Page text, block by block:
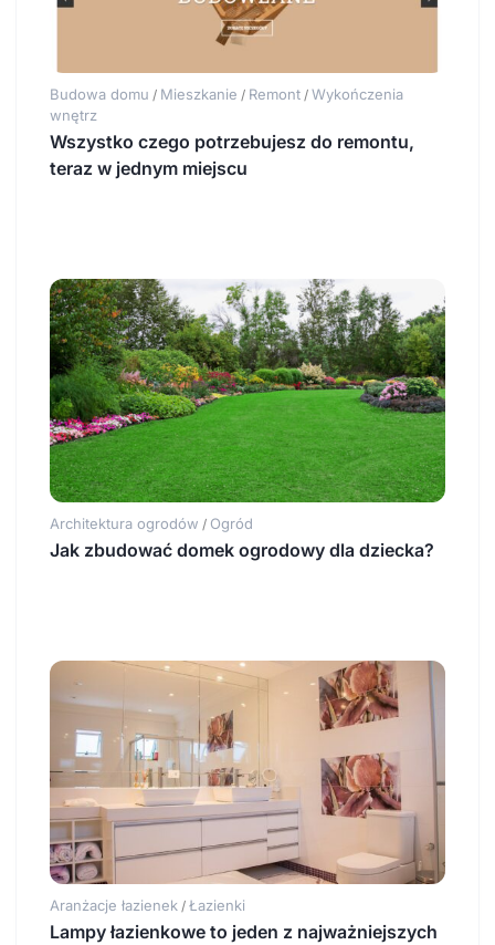
Budowa domu / Mieszkanie / Remont / Wykończenia
wnętrz
Wszystko czego potrzebujesz do remontu,
teraz w jednym miejscu
Architektura ogrodów / Ogród
Jak zbudować domek ogrodowy dla dziecka?
Aranżacje łazienek / Łazienki
Lampy łazienkowe to jeden z najważniejszych